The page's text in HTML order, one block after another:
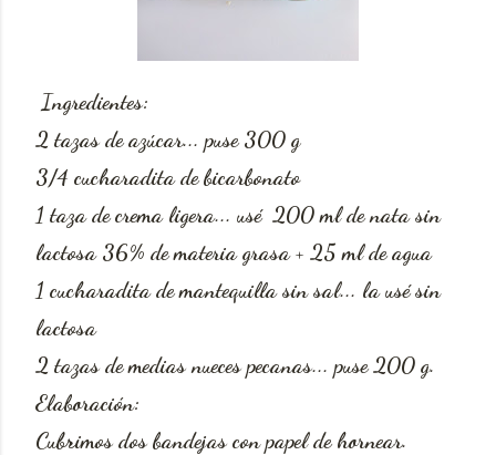
Ingredientes:
2 tazas de azúcar... puse 300 g
3/4 cucharadita de bicarbonato
1 taza de crema ligera... usé 200 ml de nata sin
lactosa 36% de materia grasa + 25 ml de agua
1 cucharadita de mantequilla sin sal... la usé sin
lactosa
2 tazas de medias nueces pecanas... puse 200 g.
Elaboración:
Cubrimos dos bandejas con papel de hornear.